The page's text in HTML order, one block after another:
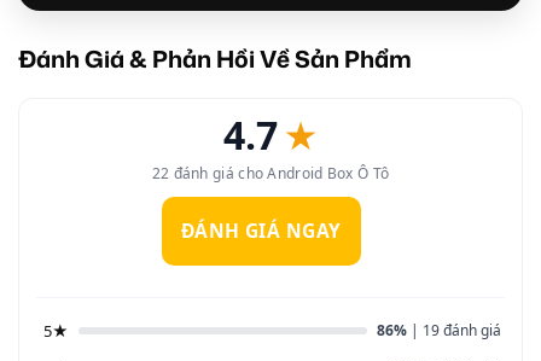
Đánh Giá & Phản Hồi Về Sản Phẩm
4.7★
22 đánh giá cho Android Box Ô Tô
ĐÁNH GIÁ NGAY
5★ 86% | 19 đánh giá